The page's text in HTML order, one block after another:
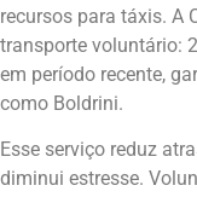
recursos para táxis. A
transporte voluntário:
em período recente,
como Boldrini.
Esse serviço reduz
diminui estresse.